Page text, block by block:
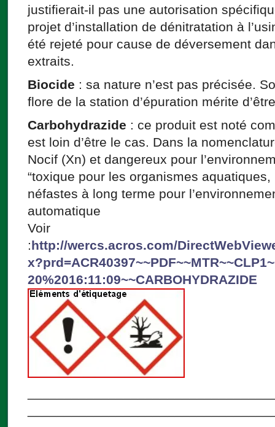
justifierait-il pas une autorisation
projet d’installation de dénitratation à
été rejeté pour cause de déversement
extraits.
Biocide : sa nature n’est pas précisée.
flore de la station d’épuration mérite
Carbohydrazide : ce produit est noté
est loin d’être le cas. Dans la
Nocif (Xn) et dangereux pour
“toxique pour les organismes
néfastes à long terme pour
automatique
Voir
:http://wercs.acros.com/
20%2016:11:09~~CARBOHYDRAZIDE